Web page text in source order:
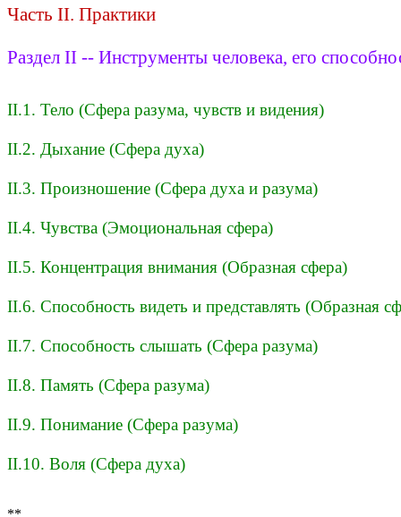
Часть II. Практики
Раздел II -- Инструменты человека, его
II.1. Тело (Сфера разума, чувств и видения)
II.2. Дыхание (Сфера духа)
II.3. Произношение (Сфера духа и разума)
II.4. Чувства (Эмоциональная сфера)
II.5. Концентрация внимания (Образная сфера)
II.6. Способность видеть и представлять (Образная
II.7. Способность слышать (Сфера разума)
II.8. Память (Сфера разума)
II.9. Понимание (Сфера разума)
II.10. Воля (Сфера духа)
**